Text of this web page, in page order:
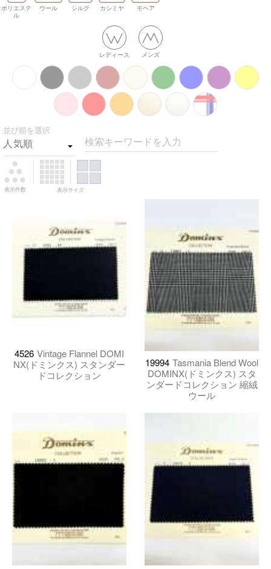
ポリエステ
ル
ウール シルク カシミヤ モヘア
レディース メンズ
並び順を選択
検索キーワードを入力
表示件数 表示サイズ
4526 Vintage Flannel DOMI
NX(ドミンクス) スタンダー
ドコレクション
19994 Tasmania Blend Wool
DOMINX(ドミンクス) スタ
ンダードコレクション 縮絨
ウール